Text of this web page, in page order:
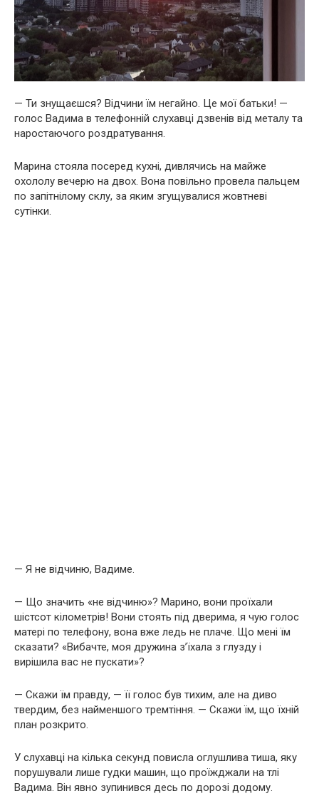
— Ти знущаєшся? Відчини їм негайно. Це мої батьки! —
голос Вадима в телефонній слухавці дзвенів від металу та
наростаючого роздратування.
Марина стояла посеред кухні, дивлячись на майже
охололу вечерю на двох. Вона повільно провела пальцем
по запітнілому склу, за яким згущувалися жовтневі
сутінки.
— Я не відчиню, Вадиме.
— Що значить «не відчиню»? Марино, вони проїхали
шістсот кілометрів! Вони стоять під дверима, я чую голос
матері по телефону, вона вже ледь не плаче. Що мені їм
сказати? «Вибачте, моя дружина з’їхала з глузду і
вирішила вас не пускати»?
— Скажи їм правду, — її голос був тихим, але на диво
твердим, без найменшого тремтіння. — Скажи їм, що їхній
план розкрито.
У слухавці на кілька секунд повисла оглушлива тиша, яку
порушували лише гудки машин, що проїжджали на тлі
Вадима. Він явно зупинився десь по дорозі додому.